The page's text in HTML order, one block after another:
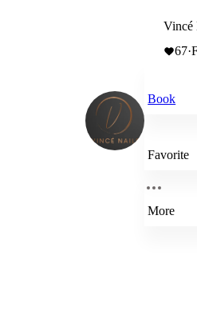
Vincé
67·
Book
Favorite
More